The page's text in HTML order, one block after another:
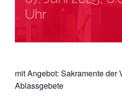
Uhr
mit Angebot: Sakramente der
Ablassgebete